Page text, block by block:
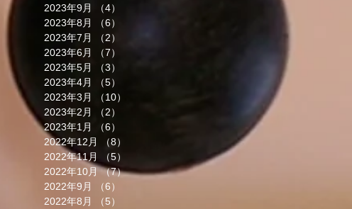
2023年9月
（4）
2023年8月
（6）
2023年7月
（2）
2023年6月
（7）
2023年5月
（3）
2023年4月
（5）
2023年3月
（10）
2023年2月
（2）
2023年1月
（6）
2022年12月
（8）
2022年11月
（5）
2022年10月 （7）7件の記事
2022年9月
（6）
2022年8月
（5）